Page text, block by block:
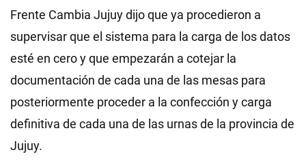
Frente Cambia Jujuy dijo que ya procedieron a
supervisar que el sistema para la carga de los datos
esté en cero y que empezarán a cotejar la
documentación de cada una de las mesas para
posteriormente proceder a la confección y carga
definitiva de cada una de las urnas de la provincia de
Jujuy.